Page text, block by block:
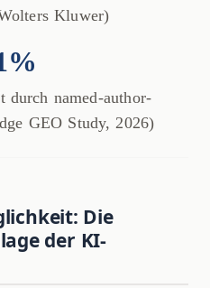
Kluwer)
named-author-
GEO Study, 2026)
Die
der KI-